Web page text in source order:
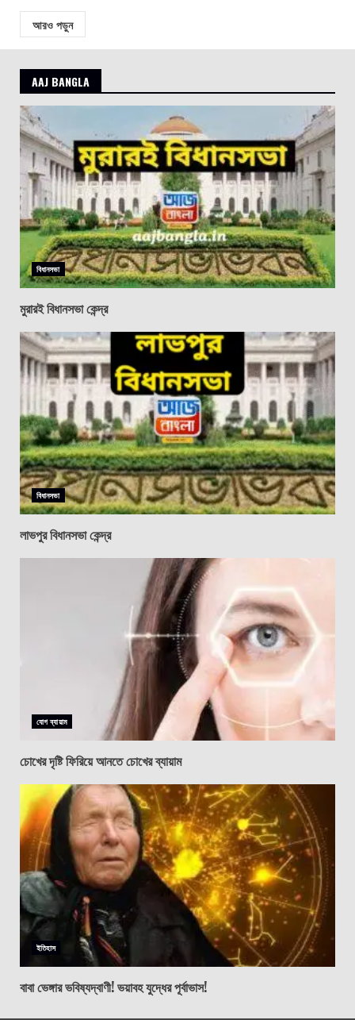
আরও পড়ুন
AAJ BANGLA
বিধানসভা
মুরারই বিধানসভা কেন্দ্র
বিধানসভা
লাভপুর বিধানসভা কেন্দ্র
যোগ ব্যায়াম
চোখের দৃষ্টি ফিরিয়ে আনতে চোখের ব্যায়াম
ইতিহাস
বাবা ভেঙ্গার ভবিষ্যদ্বাণী! ভয়াবহ যুদ্ধের পূর্বাভাস!